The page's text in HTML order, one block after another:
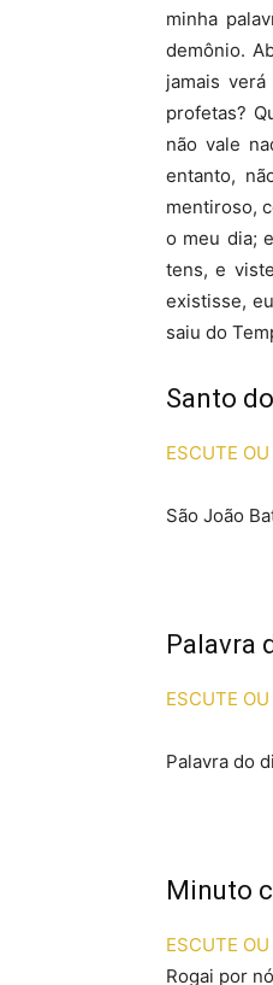
minha
demônio.
jamais
profetas?
não vale
entanto,
mentiroso,
o meu dia;
tens, e
existisse,
saiu do
Santo
ESCUTE
São João
Palavra
ESCUTE
Palavra do
Minuto
ESCUTE
Rogai por